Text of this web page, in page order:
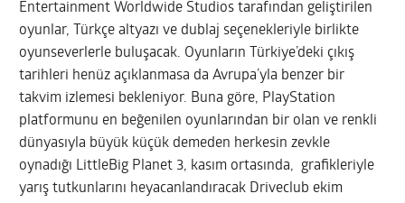
Entertainment Worldwide Studios tarafından geliştirilen
oyunlar, Türkçe altyazı ve dublaj seçenekleriyle birlikte
oyunseverlerle buluşacak. Oyunların Türkiye’deki çıkış
tarihleri henüz açıklanmasa da Avrupa’yla benzer bir
takvim izlemesi bekleniyor. Buna göre, PlayStation
platformunu en beğenilen oyunlarından bir olan ve renkli
dünyasıyla büyük küçük demeden herkesin zevkle
oynadığı LittleBig Planet 3, kasım ortasında, grafikleriyle
yarış tutkunlarını heyacanlandıracak Driveclub ekim